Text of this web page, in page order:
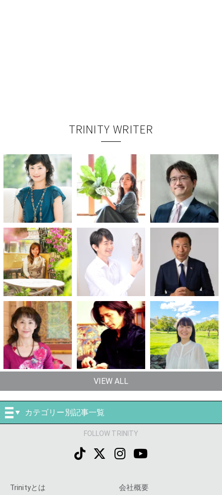
TRINITY WRITER
VIEW ALL
カテゴリー別記事一覧
FOLLOW TRINITY
Trinityとは 会社概要